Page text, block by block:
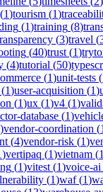
(1)tourism (1)
(1)training (8)
(3)travel (
(40)trust (1)
(4)tutorial (50)
(1)unit-tests (
(1)user-acquisition (1)
(1)ux (1)v4 (1)
database (1)
)vendor-coordination (1
(4)vendor-risk (1)
)vertipaq (1)vietnam (1
(1)vitest (1)voice-ai
(1)waf(1)